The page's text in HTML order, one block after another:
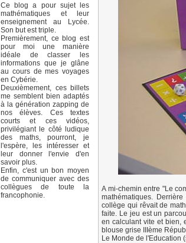
Ce blog a pour sujet les
mathématiques et leur
enseignement au Lycée.
Son but est triple.
Premièrement, ce blog est
pour moi une manière
idéale de classer les
informations que je glâne
au cours de mes voyages
en Cybérie.
Deuxièmement, ces billets
me semblent bien adaptés
à la génération zapping de
nos élèves. Ces textes
courts et ces vidéos,
privilégiant le côté ludique
des maths, pourront, je
l'espère, les intéresser et
leur donner l'envie d'en
savoir plus.
Enfin, c'est un bon moyen
de communiquer avec des
collègues de toute la
francophonie.
A mi-chemin entre "Le
mathématiques.
collège qui rêvait de
faite. Le jeu est un
en calculant vite et bien,
blouse grise IIIème
Le Monde de l'Education